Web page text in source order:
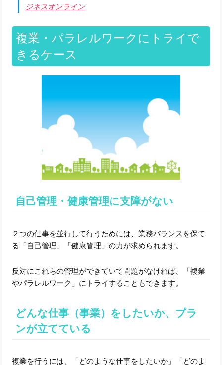
ジネスオンライン
複業・パラレルワークにトライで
きるケース
自己管理・健康管理に支障がない
２つの仕事を並行して行うためには、業務バランスを保て
る「自己管理」「健康管理」の力が求められます。
反対にこれらの管理ができていて問題がなければ、「複業
やパラレルワーク」にトライすることもできます。
どんな仕事（事業）をしたいか、プラ
ンが立てている
複業を行うには、「どのような仕事をしたいか」「どのよ